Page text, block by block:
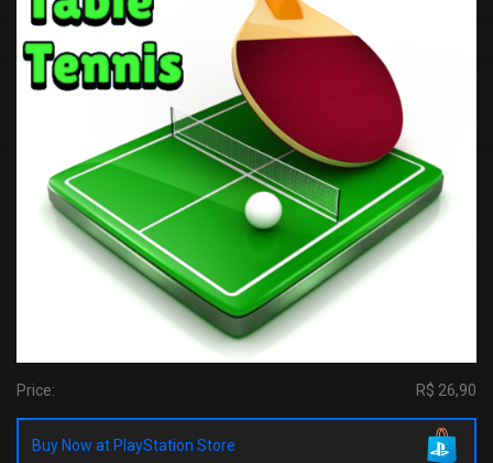
Price: R$ 26,90
Buy Now at PlayStation Store